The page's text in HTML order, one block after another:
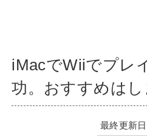
iMacでWiiでプレ
功。おすすめはし
最終更新日